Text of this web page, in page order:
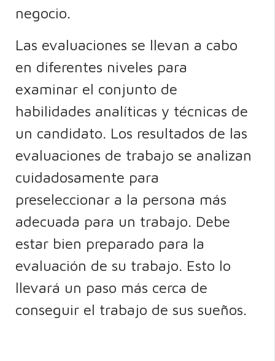
negocio.
Las evaluaciones se llevan a cabo
en diferentes niveles para
examinar el conjunto de
habilidades analíticas y técnicas de
un candidato. Los resultados de las
evaluaciones de trabajo se analizan
cuidadosamente para
preseleccionar a la persona más
adecuada para un trabajo. Debe
estar bien preparado para la
evaluación de su trabajo. Esto lo
llevará un paso más cerca de
conseguir el trabajo de sus sueños.